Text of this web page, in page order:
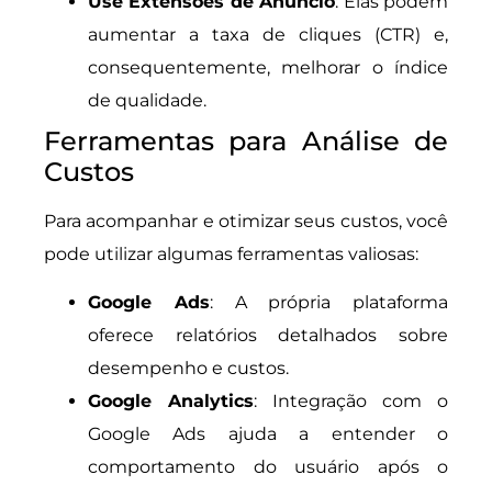
aumentar a taxa de cliques (CTR) e,
consequentemente, melhorar o índice
de qualidade.
Ferramentas para Análise de
Custos
Para acompanhar e otimizar seus custos, você
pode utilizar algumas ferramentas valiosas:
Google Ads: A própria plataforma
oferece relatórios detalhados sobre
desempenho e custos.
Google Analytics: Integração com o
Google Ads ajuda a entender o
comportamento do usuário após o